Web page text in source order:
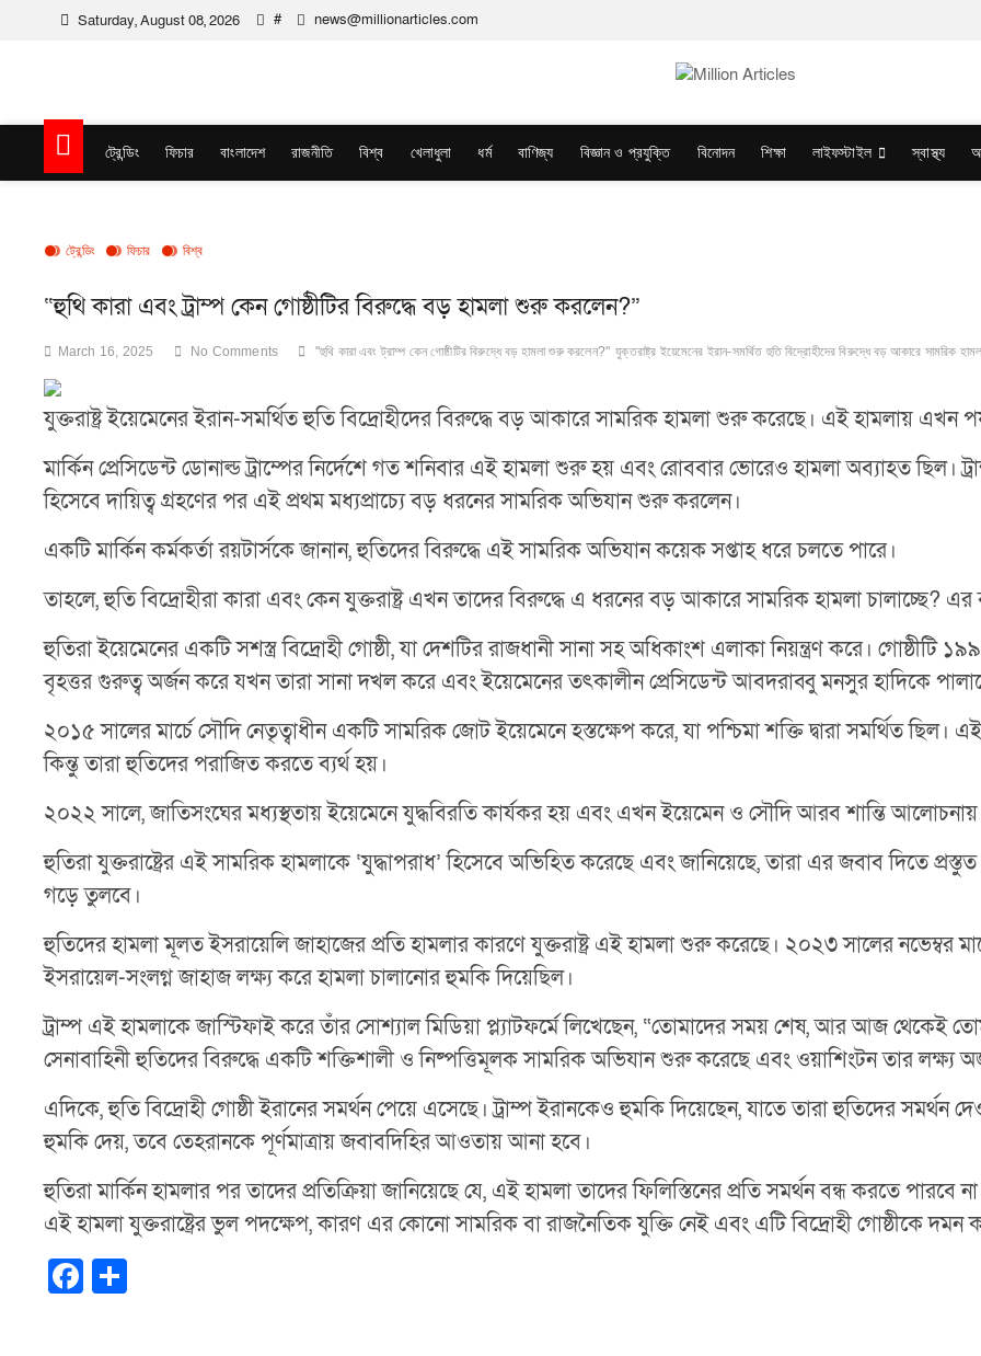
Saturday, August 08, 2026 # news@millionarticles.com
Million Articles
ট্রেন্ডিং ফিচার বাংলাদেশ রাজনীতি বিশ্ব খেলাধুলা ধর্ম বাণিজ্য বিজ্ঞান ও প্রযুক্তি বিনোদন শিক্ষা লাইফস্টাইল স্বাস্থ্য
ট্রেন্ডিং ফিচার বিশ্ব
“হুথি কারা এবং ট্রাম্প কেন গোষ্ঠীটির বিরুদ্ধে বড় হামলা শুরু করলেন?”
March 16, 2025 No Comments "হুথি কারা এবং ট্রাম্প কেন গোষ্ঠীটির বিরুদ্ধে বড় হামলা শুরু করলেন?" যুক্তরাষ্ট্র ইয়েমেনের ইরান-সমর্থিত হুতি বিদ্রোহীদের বিরুদ্ধে বড় আকারে সামরিক
যুক্তরাষ্ট্র ইয়েমেনের ইরান-সমর্থিত হুতি বিদ্রোহীদের বিরুদ্ধে বড় আকারে সামরিক হামলা শুরু করেছে। এই হামলায় এখন
মার্কিন প্রেসিডেন্ট ডোনাল্ড ট্রাম্পের নির্দেশে গত শনিবার এই হামলা শুরু হয় এবং রোববার ভোরেও হামলা অব্যাহত ছিল।
হিসেবে দায়িত্ব গ্রহণের পর এই প্রথম মধ্যপ্রাচ্যে বড় ধরনের সামরিক অভিযান শুরু করলেন।
একটি মার্কিন কর্মকর্তা রয়টার্সকে জানান, হুতিদের বিরুদ্ধে এই সামরিক অভিযান কয়েক সপ্তাহ ধরে চলতে পারে।
তাহলে, হুতি বিদ্রোহীরা কারা এবং কেন যুক্তরাষ্ট্র এখন তাদের বিরুদ্ধে এ ধরনের বড় আকারে সামরিক হামলা চালাচ্ছে?
হুতিরা ইয়েমেনের একটি সশস্ত্র বিদ্রোহী গোষ্ঠী, যা দেশটির রাজধানী সানা সহ অধিকাংশ এলাকা নিয়ন্ত্রণ করে।
বৃহত্তর গুরুত্ব অর্জন করে যখন তারা সানা দখল করে এবং ইয়েমেনের তৎকালীন প্রেসিডেন্ট আবদরাব্বু মনসুর হাদিকে
২০১৫ সালের মার্চে সৌদি নেতৃত্বাধীন একটি সামরিক জোট ইয়েমেনে হস্তক্ষেপ করে, যা পশ্চিমা শক্তি দ্বারা সমর্থিত ছিল।
কিন্তু তারা হুতিদের পরাজিত করতে ব্যর্থ হয়।
২০২২ সালে, জাতিসংঘের মধ্যস্থতায় ইয়েমেনে যুদ্ধবিরতি কার্যকর হয় এবং এখন ইয়েমেন ও সৌদি আরব শান্তি আলোচনায়
হুতিরা যুক্তরাষ্ট্রের এই সামরিক হামলাকে ‘যুদ্ধাপরাধ’ হিসেবে অভিহিত করেছে এবং জানিয়েছে, তারা এর জবাব দিতে
গড়ে তুলবে।
হুতিদের হামলা মূলত ইসরায়েলি জাহাজের প্রতি হামলার কারণে যুক্তরাষ্ট্র এই হামলা শুরু করেছে। ২০২৩ সালের নভেম্বর
ইসরায়েল-সংলগ্ন জাহাজ লক্ষ্য করে হামলা চালানোর হুমকি দিয়েছিল।
ট্রাম্প এই হামলাকে জাস্টিফাই করে তাঁর সোশ্যাল মিডিয়া প্ল্যাটফর্মে লিখেছেন, “তোমাদের সময় শেষ, আর আজ থেকেই
সেনাবাহিনী হুতিদের বিরুদ্ধে একটি শক্তিশালী ও নিষ্পত্তিমূলক সামরিক অভিযান শুরু করেছে এবং ওয়াশিংটন তার লক্ষ্য
এদিকে, হুতি বিদ্রোহী গোষ্ঠী ইরানের সমর্থন পেয়ে এসেছে। ট্রাম্প ইরানকেও হুমকি দিয়েছেন, যাতে তারা হুতিদের সমর্থন
হুমকি দেয়, তবে তেহরানকে পূর্ণমাত্রায় জবাবদিহির আওতায় আনা হবে।
হুতিরা মার্কিন হামলার পর তাদের প্রতিক্রিয়া জানিয়েছে যে, এই হামলা তাদের ফিলিস্তিনের প্রতি সমর্থন বন্ধ করতে
এই হামলা যুক্তরাষ্ট্রের ভুল পদক্ষেপ, কারণ এর কোনো সামরিক বা রাজনৈতিক যুক্তি নেই এবং এটি বিদ্রোহী গোষ্ঠীকে দমন
F